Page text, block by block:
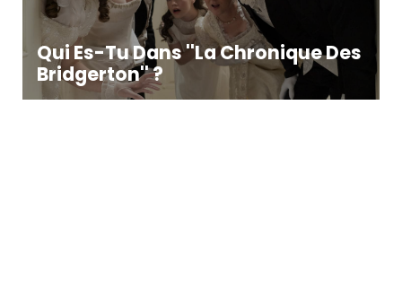
Qui Es-Tu Dans ''La Chronique Des
Bridgerton'' ?